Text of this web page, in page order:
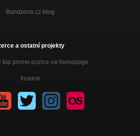
Bandzone.cz blog
a ostatní projekty
top promo pozice na homepage
Inzerce